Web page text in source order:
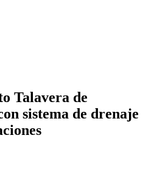
Talavera de
sistema de drenaje